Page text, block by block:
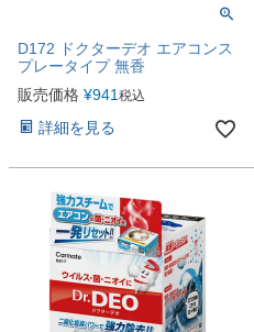
D172 ドクターデオ エアコンス
プレータイプ 無香
販売価格 ¥941税込
詳細を見る